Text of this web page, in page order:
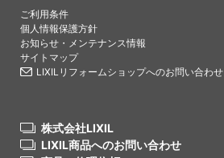
ご利用条件
個人情報保護方針
お知らせ・メンテナンス情報
サイトマップ
LIXILリフォームショップへのお問い合わせ
株式会社LIXIL
LIXIL商品へのお問い合わせ